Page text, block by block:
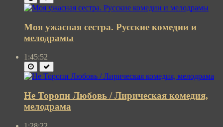
Моя ужасная сестра. Русские комедии и
мелодрамы
1:45:52
Не Торопи Любовь / Лирическая комедия,
мелодрама